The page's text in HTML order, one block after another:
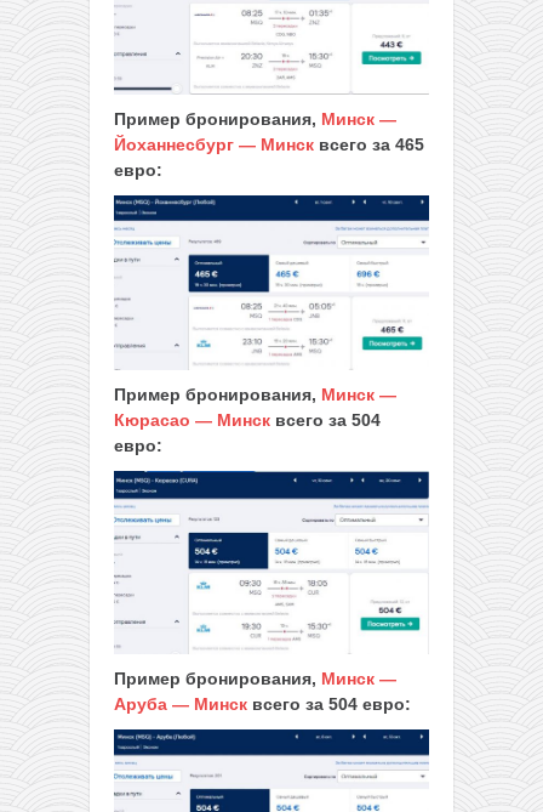
Пример бронирования, Минск —
Йоханнесбург — Минск всего за 465
евро:
Пример бронирования, Минск —
Кюрасао — Минск всего за 504
евро:
Пример бронирования, Минск —
Аруба — Минск всего за 504 евро: